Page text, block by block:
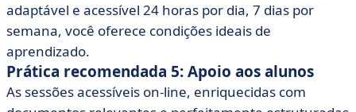
adaptável e acessível 24 horas por dia, 7 dias por
semana, você oferece condições ideais de
aprendizado.
Prática recomendada 5: Apoio aos alunos
As sessões acessíveis on-line, enriquecidas com